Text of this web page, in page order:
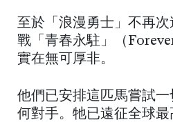
至於「浪漫勇士」不再
戰「青春永駐」（
實在無可厚非。
他們已安排這匹馬嘗試
何對手。牠已遠征全球